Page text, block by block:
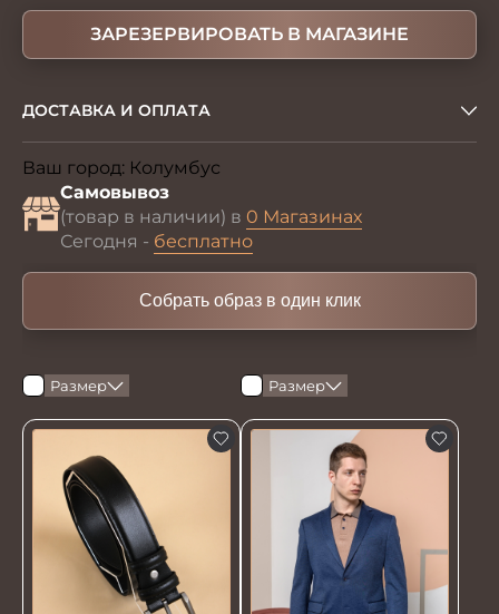
ЗАРЕЗЕРВИРОВАТЬ В МАГАЗИНЕ
ДОСТАВКА И ОПЛАТА
Ваш город: Колумбус
Самовывоз
(товар в наличии) в 0 Магазинах
Сегодня - бесплатно
Собрать образ в один клик
Размер Размер